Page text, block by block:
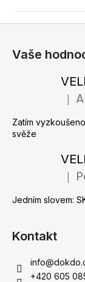
Vaše
Zatím
svěže
Jedním slovem:
Kontakt
info@
+420 605